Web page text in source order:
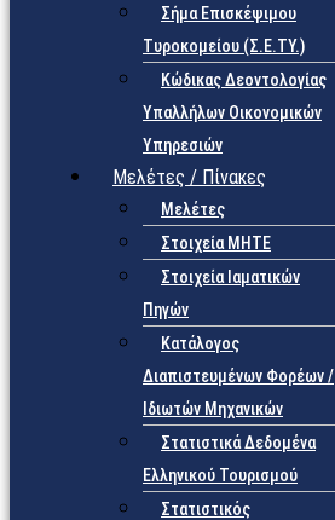
Σήμα Επισκέψιμου
Τυροκομείου (Σ.Ε.TY.)
Κώδικας Δεοντολογίας
Υπαλλήλων Οικονομικών
Υπηρεσιών
Μελέτες / Πίνακες
Μελέτες
Στοιχεία ΜΗΤΕ
Στοιχεία Ιαματικών
Πηγών
Κατάλογος
Διαπιστευμένων Φορέων /
Ιδιωτών Μηχανικών
Στατιστικά Δεδομένα
Ελληνικού Τουρισμού
Στατιστικός